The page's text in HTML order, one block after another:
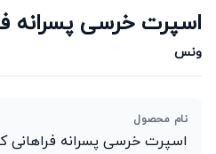
اسپرت خرسی پسرانه
ونس
نام محصول
اسپرت خرسی پسرانه فراهانی